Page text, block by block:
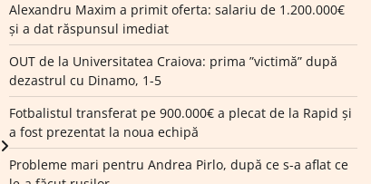
Alexandru Maxim a primit oferta: salariu de 1.200.000€
și a dat răspunsul imediat
OUT de la Universitatea Craiova: prima ”victimă” după
dezastrul cu Dinamo, 1-5
Fotbalistul transferat pe 900.000€ a plecat de la Rapid și
a fost prezentat la noua echipă
Probleme mari pentru Andrea Pirlo, după ce s-a aflat ce